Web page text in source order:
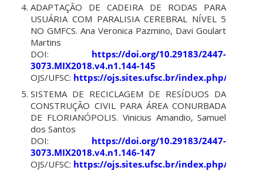
ADAPTAÇÃO DE CADEIRA DE RODAS PARA
USUÁRIA COM PARALISIA CEREBRAL NÍVEL 5
NO GMFCS. Ana Veronica Pazmino, Davi Goulart
Martins
DOI: https://doi.org/10.29183/2447-
3073.MIX2018.v4.n1.144-145
OJS/UFSC: https://ojs.sites.ufsc.br/index.php/
SISTEMA DE RECICLAGEM DE RESÍDUOS DA
CONSTRUÇÃO CIVIL PARA ÁREA CONURBADA
DE FLORIANÓPOLIS. Vinicius Amandio, Samuel
dos Santos
DOI: https://doi.org/10.29183/2447-
3073.MIX2018.v4.n1.146-147
OJS/UFSC: https://ojs.sites.ufsc.br/index.php/